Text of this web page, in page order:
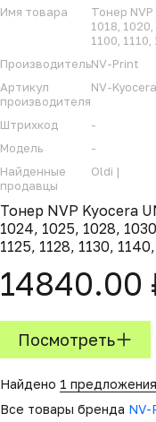
Имя товара
Тонер NVP
1018,
1100, 1110,
ПроизводительNV-Print
Артикул
производителя
NV-
Штрихкод
-
Модель
-
Найденные
продавцы
Oldi |
Тонер NVP Kyocera
1024, 1025, 1028,
1125, 1128, 1130, 1140,
14840.00
Посмотреть
Найдено 1
Все товары бренда NV-